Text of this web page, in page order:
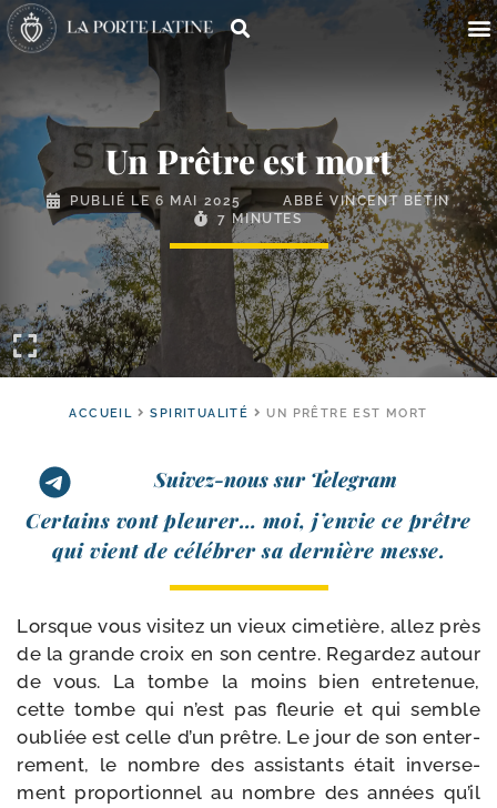
Un Prêtre est mort
PUBLIÉ LE6 MAI 2025
ABBÉ VINCENT BÉTIN
7 MINUTES
ACCUEIL SPIRITUALITÉ UN PRÊTRE EST MORT
Suivez-nous sur Telegram
Certains vont pleu­rer… moi, j’envie ce prêtre
qui vient de célé­brer sa der­nière messe.
Lorsque vous visi­tez un vieux cime­tière, allez près
de la grande croix en son centre. Regardez autour
de vous. La tombe la moins bien entre­te­nue,
cette tombe qui n’est pas fleu­rie et qui semble
oubliée est celle d’un prêtre. Le jour de son enter­
re­ment, le nombre des assis­tants était inver­se­
ment pro­por­tion­nel au nombre des années qu’il